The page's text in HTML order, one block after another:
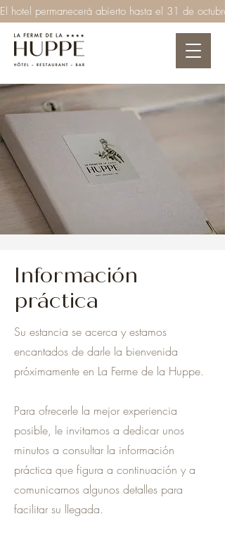
El hotel permanecerá abierto hasta el 31 de
Información
práctica
Su estancia se acerca y estamos
encantados de darle la bienvenida
próximamente en La Ferme de la Huppe.
Para ofrecerle la mejor experiencia
posible, le invitamos a dedicar unos
minutos a consultar la información
práctica que figura a continuación y a
comunicarnos algunos detalles para
facilitar su llegada.